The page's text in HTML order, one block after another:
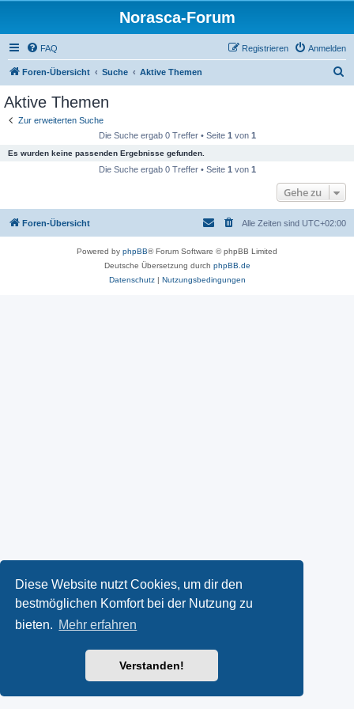
Diese Website nutzt Cookies, um dir den
bestmöglichen Komfort bei der Nutzung zu
bieten. Mehr erfahren
Verstanden!
Norasca-Forum
FAQ Anmelden
Registrieren
Foren-Übersicht Suche Aktive Themen
Aktive Themen
Zur erweiterten Suche
Die Suche ergab 0 Treffer • Seite 1 von 1
Es wurden keine passenden Ergebnisse gefunden.
Die Suche ergab 0 Treffer • Seite 1 von 1
Gehe zu
Foren-Übersicht Alle Zeiten sind UTC+02:00
Powered by phpBB® Forum Software © phpBB Limited
Deutsche Übersetzung durch phpBB.de
Datenschutz| Nutzungsbedingungen